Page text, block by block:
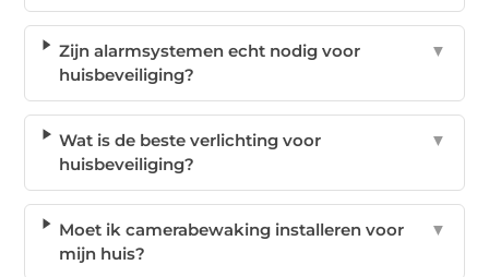
Zijn alarmsystemen echt nodig voor
huisbeveiliging?
▼
Wat is de beste verlichting voor
huisbeveiliging?
▼
Moet ik camerabewaking installeren voor
mijn huis?
▼